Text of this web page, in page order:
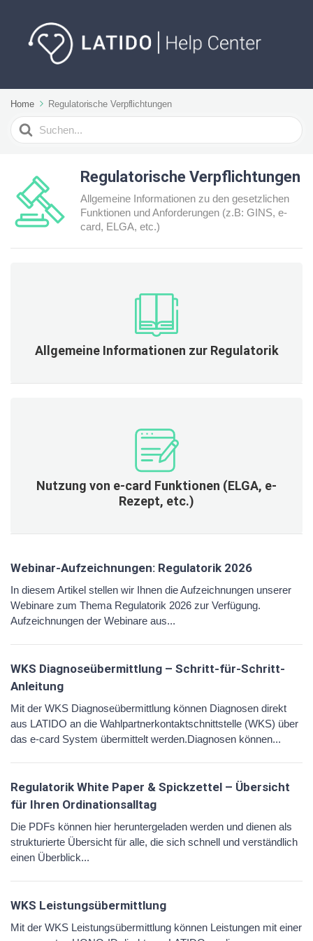
Home Regulatorische Verpflichtungen
Suchen
nach
Regulatorische Verpflichtungen
Allgemeine Informationen zu den gesetzlichen
Funktionen und Anforderungen (z.B: GINS, e-
card, ELGA, etc.)
Allgemeine Informationen zur Regulatorik
Nutzung von e-card Funktionen (ELGA, e-
Rezept, etc.)
Webinar-Aufzeichnungen: Regulatorik 2026
In diesem Artikel stellen wir Ihnen die Aufzeichnungen unserer
Webinare zum Thema Regulatorik 2026 zur Verfügung.
Aufzeichnungen der Webinare aus...
WKS Diagnoseübermittlung – Schritt-für-Schritt-
Anleitung
Mit der WKS Diagnoseübermittlung können Diagnosen direkt
aus LATIDO an die Wahlpartnerkontaktschnittstelle (WKS) über
das e-card System übermittelt werden.Diagnosen können...
Regulatorik White Paper & Spickzettel – Übersicht
für Ihren Ordinationsalltag
Die PDFs können hier heruntergeladen werden und dienen als
strukturierte Übersicht für alle, die sich schnell und verständlich
einen Überblick...
WKS Leistungsübermittlung
Mit der WKS Leistungsübermittlung können Leistungen mit einer